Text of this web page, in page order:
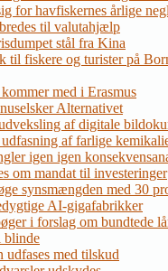
for havfiskernes årlige
til valutahjælp
stål fra Kina
til fiskere og turister på
med i Erasmus
Alternativet
af digitale
af farlige
igen igen
om mandat til investeringer
synsmængden med 30
AI-gigafabrikker
i forslag om bundtede
blinde
udfases med tilskud